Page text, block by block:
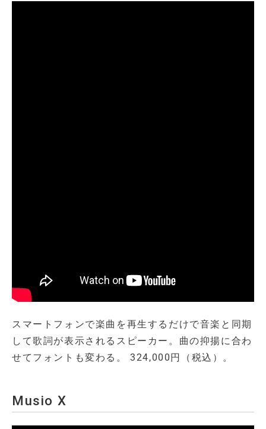
スマートフォンで楽曲を再生するだけで音楽と同期
して歌詞が表示されるスピーカー。曲の抑揚に合わ
せてフォントも変わる。 324,000円（税込）。
Musio X